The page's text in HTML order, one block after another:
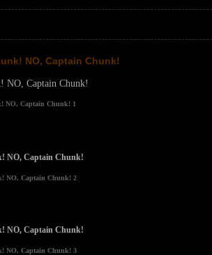
NO, Captain Chunk!
NO, Captain Chunk! 1
NO, Captain Chunk! 2
NO, Captain Chunk! 3